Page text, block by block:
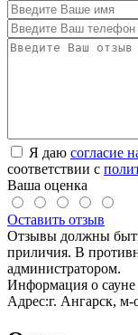
Я даю согласие
соответствии с
Ваша оценка
Оставить отзыв
Отзывы должны
приличия. В
администратором.
Информация о сауне
Адрес:г. Ангарск,